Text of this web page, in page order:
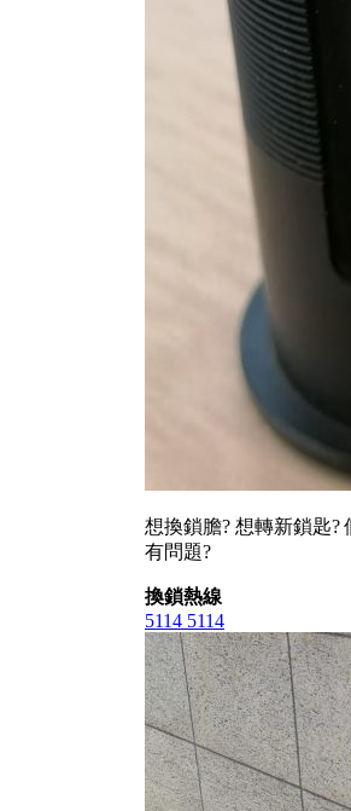
想換鎖膽? 想轉新鎖匙?
有問題?
換鎖熱線
5114 5114